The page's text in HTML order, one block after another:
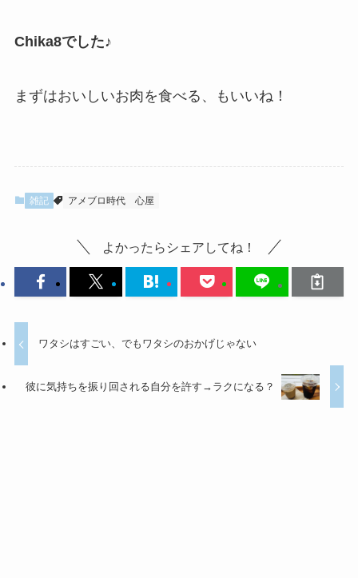
Chika8でした♪
まずはおいしいお肉を食べる、もいいね！
雑記 アメブロ時代 心屋
よかったらシェアしてね！
ワタシはすごい、でもワタシのおかげじゃない
彼に気持ちを振り回される自分を許す→ラクになる？